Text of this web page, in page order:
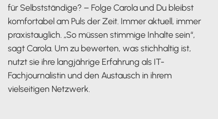
für Selbstständige? – Folge Carola und Du bleibst
komfortabel am Puls der Zeit. Immer aktuell, immer
praxistauglich. „So müssen stimmige Inhalte sein“,
sagt Carola. Um zu bewerten, was stichhaltig ist,
nutzt sie ihre langjährige Erfahrung als IT-
Fachjournalistin und den Austausch in ihrem
vielseitigen Netzwerk.